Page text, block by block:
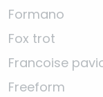
Formano
Fox trot
Francoise
Freeform